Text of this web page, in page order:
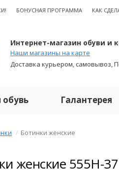
БОНУСНАЯ ПРОГРАММА КАК
Интернет-магазин обуви и
Наши магазины на карте
Доставка курьером, самовывоз,
Галантерея
Ботинки женские
женские 555H-